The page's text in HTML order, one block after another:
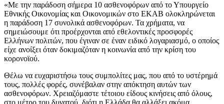
«Με την παράδοση σήμερα 10 ασθενοφόρων από το Υπουργείο
Εθνικής Οικονομίας και Οικονομικών στο ΕΚΑΒ ολοκληρώνεται
η παράδοση 17 συνολικά ασθενοφόρων. Τα χρήματα, να
σημειώσουμε ότι προέρχονται από εθελοντικές προσφορές
Ελλήνων πολιτών, που έγιναν σε έναν ειδικό λογαριασμό, ο οποίος
είχε ανοίξει όταν δοκιμαζόταν η κοινωνία από την κρίση του
κορονοϊού.
Θέλω να ευχαριστήσω τους συμπολίτες μας, που από το υστέρημά
τους, πολλές φορές, συνέβαλαν στην απόκτηση αυτών των
ασθενοφόρων. Χρειαζόμαστε τέτοιου είδους κινήσεις από όλους,